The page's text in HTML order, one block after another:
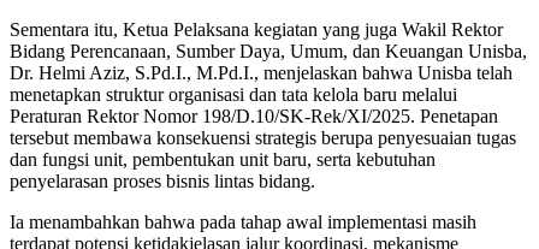
Sementara itu, Ketua Pelaksana kegiatan yang juga Wakil Rektor
Bidang Perencanaan, Sumber Daya, Umum, dan Keuangan Unisba,
Dr. Helmi Aziz, S.Pd.I., M.Pd.I., menjelaskan bahwa Unisba telah
menetapkan struktur organisasi dan tata kelola baru melalui
Peraturan Rektor Nomor 198/D.10/SK-Rek/XI/2025. Penetapan
tersebut membawa konsekuensi strategis berupa penyesuaian tugas
dan fungsi unit, pembentukan unit baru, serta kebutuhan
penyelarasan proses bisnis lintas bidang.
Ia menambahkan bahwa pada tahap awal implementasi masih
terdapat potensi ketidakjelasan jalur koordinasi, mekanisme